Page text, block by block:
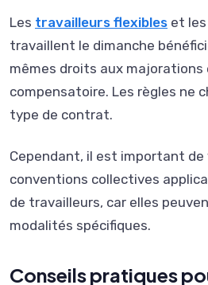
Les travailleurs flexibles et
travaillent le dimanche
mêmes droits aux majorations
compensatoire. Les règles ne
type de contrat.
Cependant, il est important de
conventions collectives
de travailleurs, car elles
modalités spécifiques.
Conseils pratiques